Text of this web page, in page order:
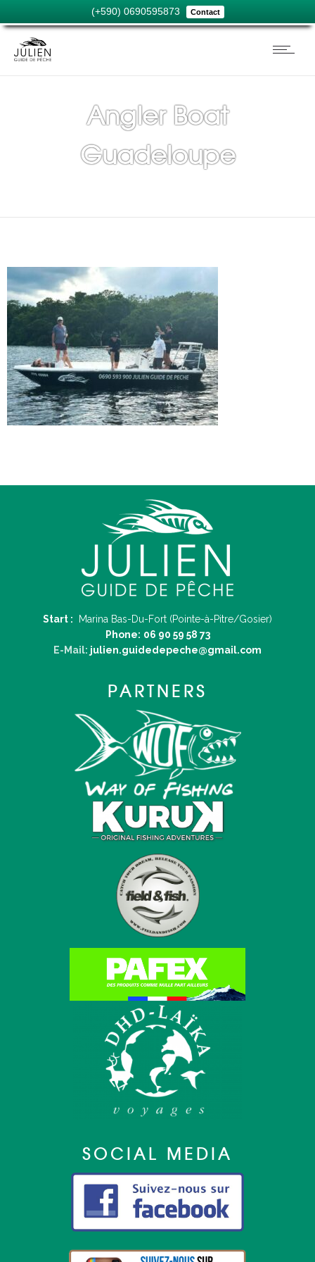
(+590) 0690595873 Contact
Angler Boat
Guadeloupe
Start :
Marina Bas-Du-Fort (Pointe-à-Pitre/Gosier)
Phone: 06 90 59 58 73
E-Mail: julien.guidedepeche@gmail.com
PARTNERS
SOCIAL MEDIA